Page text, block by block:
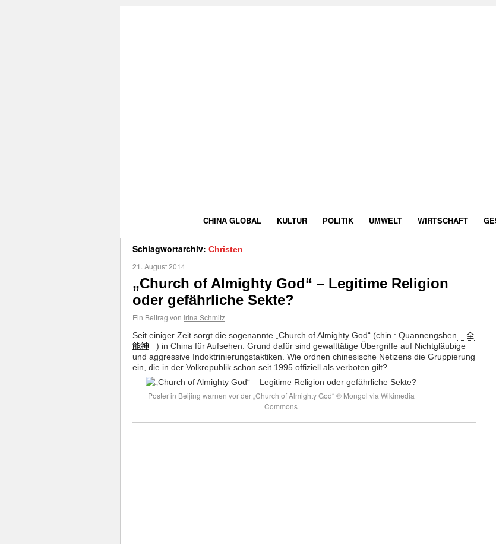
CHINA GLOBAL KULTUR POLITIK UMWELT WIRTSCHAFT
Schlagwortarchiv: Christen
21. August 2014
„Church of Almighty God“ – Legitime Religion
oder gefährliche Sekte?
Ein Beitrag von Irina Schmitz
Seit einiger Zeit sorgt die sogenannte „Church of Almighty God“ (chin.: Quannengshen
全
能神
) in China für Aufsehen. Grund dafür sind gewalttätige Übergriffe auf Nichtgläubige
und aggressive Indoktrinierungstaktiken. Wie ordnen chinesische Netizens die Gruppierung
ein, die in der Volkrepublik schon seit 1995 offiziell als verboten gilt?
Poster in Beijing warnen vor der „Church of Almighty God“ © Mongol via Wikimedia
Commons